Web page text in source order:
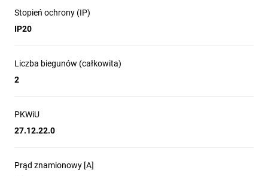
Stopień ochrony (IP)
IP20
Liczba biegunów (całkowita)
2
PKWiU
27.12.22.0
Prąd znamionowy [A]